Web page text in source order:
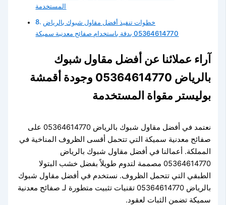
المستخدمة
خطوات تنفيذ أفضل مقاول شبوك بالرياض
05364614770 بدقة باستخدام صفائح معدنية سميكة
آراء عملائنا عن أفضل مقاول شبوك
بالرياض 05364614770 وجودة أقمشة
بوليستر مقواة المستخدمة
نعتمد في أفضل مقاول شبوك بالرياض 05364614770 على
صفائح معدنية سميكة التي تتحمل أقسى الظروف المناخية في
المملكة. أعمالنا في أفضل مقاول شبوك بالرياض
05364614770 مصممة لتدوم طويلاً بفضل خشب البتولا
الطبقي التي تتحمل الظروف. نستخدم في أفضل مقاول شبوك
بالرياض 05364614770 تقنيات تثبيت متطورة لـ صفائح معدنية
سميكة تضمن الثبات لعقود.